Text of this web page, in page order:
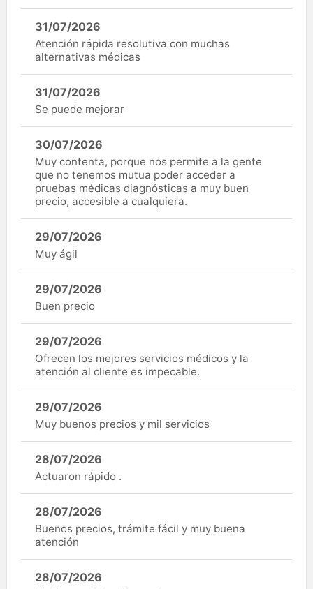
31/07/2026
Atención rápida resolutiva con muchas
alternativas médicas
31/07/2026
Se puede mejorar
30/07/2026
Muy contenta, porque nos permite a la gente
que no tenemos mutua poder acceder a
pruebas médicas diagnósticas a muy buen
precio, accesible a cualquiera.
29/07/2026
Muy ágil
29/07/2026
Buen precio
29/07/2026
Ofrecen los mejores servicios médicos y la
atención al cliente es impecable.
29/07/2026
Muy buenos precios y mil servicios
28/07/2026
Actuaron rápido .
28/07/2026
Buenos precios, trámite fácil y muy buena
atención
28/07/2026